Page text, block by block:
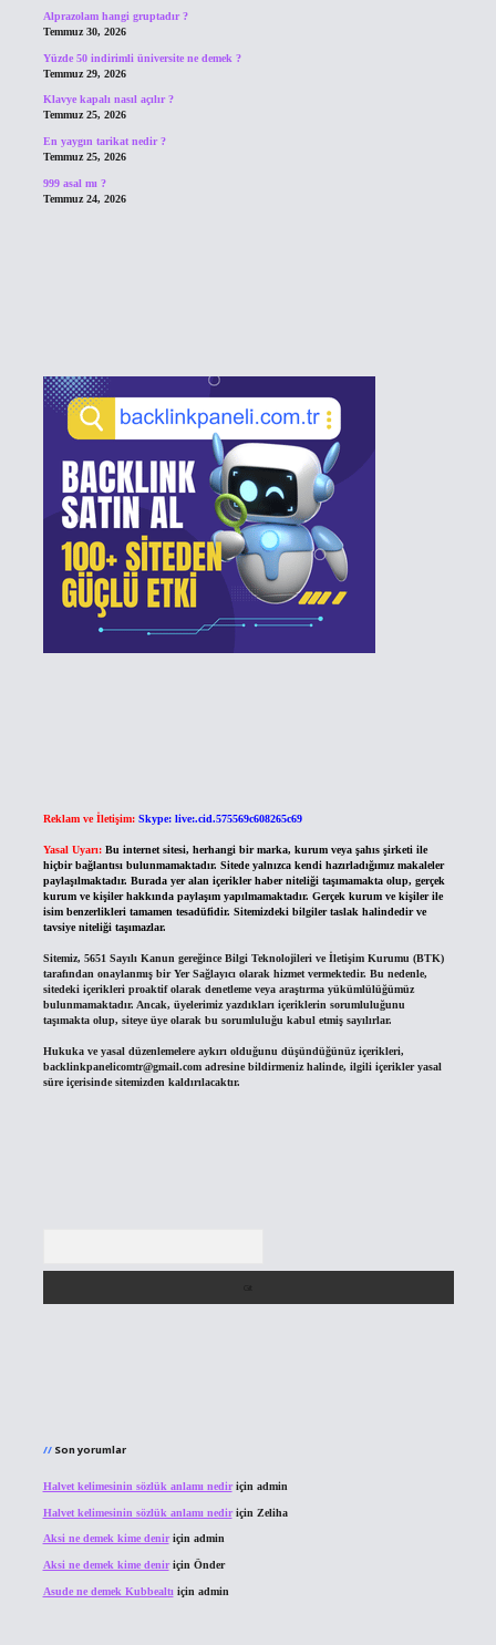
Alprazolam hangi gruptadır ?
Temmuz 30, 2026
Yüzde 50 indirimli üniversite ne demek ?
Temmuz 29, 2026
Klavye kapalı nasıl açılır ?
Temmuz 25, 2026
En yaygın tarikat nedir ?
Temmuz 25, 2026
999 asal mı ?
Temmuz 24, 2026
Reklam ve İletişim: Skype: live:.cid.575569c608265c69
Yasal Uyarı: Bu internet sitesi, herhangi bir marka, kurum veya şahıs şirketi ile
hiçbir bağlantısı bulunmamaktadır. Sitede yalnızca kendi hazırladığımız makaleler
paylaşılmaktadır. Burada yer alan içerikler haber niteliği taşımamakta olup, gerçek
kurum ve kişiler hakkında paylaşım yapılmamaktadır. Gerçek kurum ve kişiler ile
isim benzerlikleri tamamen tesadüfidir. Sitemizdeki bilgiler taslak halindedir ve
tavsiye niteliği taşımazlar.
Sitemiz, 5651 Sayılı Kanun gereğince Bilgi Teknolojileri ve İletişim Kurumu (BTK)
tarafından onaylanmış bir Yer Sağlayıcı olarak hizmet vermektedir. Bu nedenle,
sitedeki içerikleri proaktif olarak denetleme veya araştırma yükümlülüğümüz
bulunmamaktadır. Ancak, üyelerimiz yazdıkları içeriklerin sorumluluğunu
taşımakta olup, siteye üye olarak bu sorumluluğu kabul etmiş sayılırlar.
Hukuka ve yasal düzenlemelere aykırı olduğunu düşündüğünüz içerikleri,
backlinkpanelicomtr@gmail.comadresine bildirmeniz halinde, ilgili içerikler yasal
süre içerisinde sitemizden kaldırılacaktır.
Son yorumlar
Halvet kelimesinin sözlük anlamı nediriçin admin
Halvet kelimesinin sözlük anlamı nediriçin Zeliha
Aksi ne demek kime deniriçin admin
Aksi ne demek kime deniriçin Önder
Asude ne demek Kubbealtı için admin